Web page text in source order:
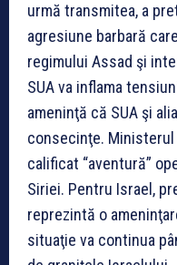
urmă transmitea, a
agresiune barbară
regimului Assad şi
SUA va inflama
ameninţă că SUA şi
consecinţe. Ministerul
calificat “aventură”
Siriei. Pentru Israel,
reprezintă o
situaţie va continua